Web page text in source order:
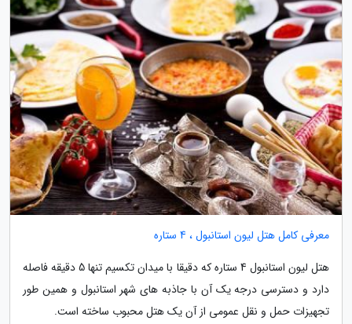
معرفی کامل هتل لیون استانبول ، 4 ستاره
هتل لیون استانبول 4 ستاره که دقیقا با میدان تکسیم تنها 5 دقیقه فاصله
دارد و دسترسی درجه یک آن با جاذبه های شهر استانبول و همین طور
تجهیزات حمل و نقل عمومی از آن یک هتل محبوب ساخته است.